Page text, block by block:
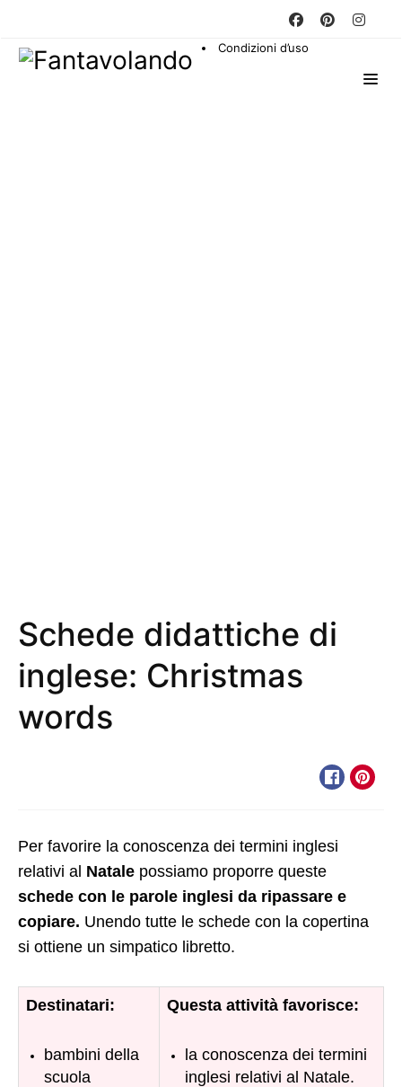
Condizioni d’uso
Schede didattiche di
inglese: Christmas
words
Per favorire la conoscenza dei termini inglesi
relativi al Natale possiamo proporre queste
schede con le parole inglesi da ripassare e
copiare. Unendo tutte le schede con la copertina
si ottiene un simpatico libretto.
Destinatari:
bambini della
scuola
Questa attività favorisce:
la conoscenza dei termini
inglesi relativi al Natale.